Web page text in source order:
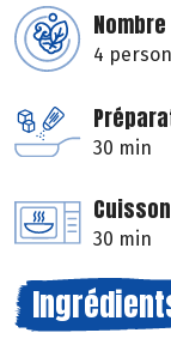
4
30 min
Cuisson
30 min